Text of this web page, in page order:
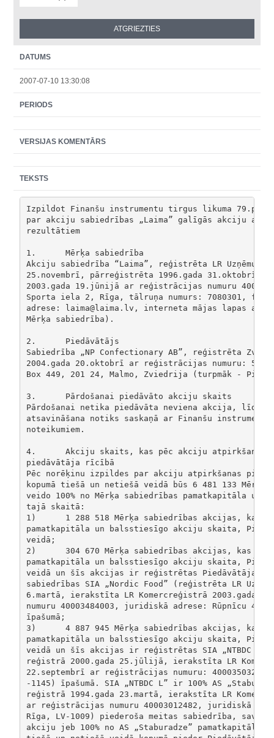
DATUMS
2007-07-10 13:30:08
PERIODS
VERSIJAS KOMENTĀRS
TEKSTS
Izpildot Finanšu instrumentu tirgus likuma
par akciju sabiedrības „Laima” galīgās akciju
rezultātiem
1.	Mērķa sabiedrība
Akciju sabiedrība “Laima”, reģistrēta LR Uzņēmumu
25.novembrī, pārreģistrēta 1996.gada 31.oktobrī
2003.gada 19.jūnijā ar reģistrācijas numuru
Sporta iela 2, Rīga, tālruņa numurs: 7080301,
adrese: laima@laima.lv, interneta mājas lapas
Mērķa sabiedrība).
2.	Piedāvātājs
Sabiedrība „NP Confectionary AB”, reģistrēta
2004.gada 20.oktobrī ar reģistrācijas numuru:
Box 449, 201 24, Malmo, Zviedrija (turpmāk -
3.	Pārdošanai piedāvāto akciju skaits
Pārdošanai netika piedāvāta neviena akcija, līdz
atsavināšana notiks saskaņā ar Finanšu
noteikumiem.
4.	Akciju skaits, kas pēc akciju atpirkšanas piedāvājuma izpildes būs
piedāvātāja rīcībā
Pēc norēķinu izpildes par akciju atpirkšanas
kopumā tiešā un netiešā veidā būs 6 481 133
veido 100% no Mērķa sabiedrības pamatkapitāla
tajā skaitā:
1)	1 288 518 Mērķa sabiedrības akcijas, kas veido 19.88% no Mērķa sabiedrības
pamatkapitāla un balsstiesīgo akciju skaita,
veidā;
2)	304 670 Mērķa sabiedrības akcijas, kas veido 4.70% no Mērķa sabiedrības
pamatkapitāla un balsstiesīgo akciju skaita,
veidā un šīs akcijas ir reģistrētas Piedāvātāja
sabiedrības SIA „Nordic Food” (reģistrēta LR
6.martā, ierakstīta LR Komercreģistrā 2003.gada
numuru 40003484003, juridiskā adrese: Rūpnīcu 4,
īpašumā;
3)	4 887 945 Mērķa sabiedrības akcijas, kas veido 75,42 % no Mērķa sabiedrības
pamatkapitāla un balsstiesīgo akciju skaita,
veidā un šīs akcijas ir reģistrētas SIA „NTBDC L”
reģistrā 2000.gada 25.jūlijā, ierakstīta LR
22.septembrī ar reģistrācijas numuru:
-1145) īpašumā. SIA „NTBDC L” ir 100% AS
reģistrā 1994.gada 23.martā, ierakstīta LR
ar reģistrācijas numuru 40003012482, juridiskā
Rīga, LV-1009) piederoša meitas sabiedrība,
akciju jeb 100% no AS „Staburadze”